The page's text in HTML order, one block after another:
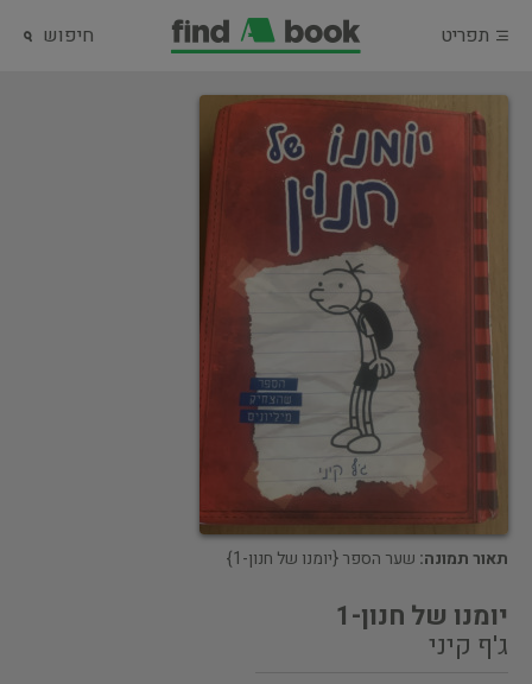
תפריט חיפוש
תאור תמונה: שער הספר {יומנו של חנון-1}
יומנו של חנון-1
ג'ף קיני